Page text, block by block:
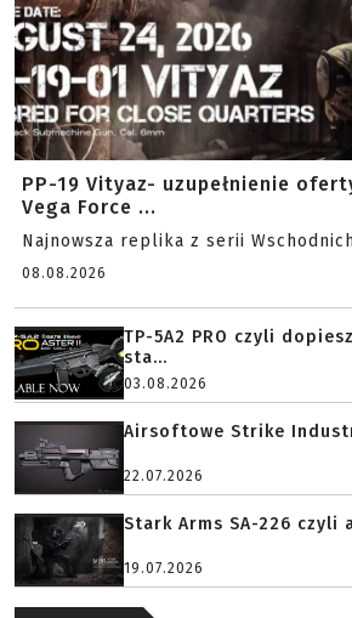
PP-19 Vityaz- uzupełnienie
Vega Force ...
Najnowsza replika z serii
08.08.2026
TP-5A2 PRO czyli
sta...
03.08.2026
Airsoftowe Strike
22.07.2026
Stark Arms SA-226 czyli
19.07.2026